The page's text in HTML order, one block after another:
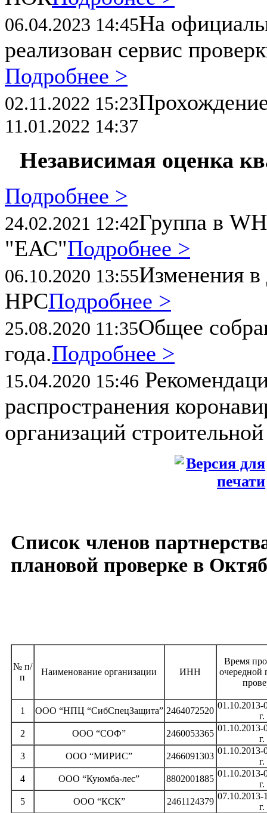
06.04.2023 14:45На
реализован сервис
Подробнее >
02.11.2022 15:23
11.01.2022 14:37
Независимая оценка
Подробнее >
24.02.2021 12:42Группа в
"ЕАС"Подробнее >
06.10.2020 13:55Изменения в
НРСПодробнее >
25.08.2020 11:35Общее
года.Подробнее >
15.04.2020 15:46
распространения
организаций
Список членов
плановой проверке в
№ п/
п
Наименование организации ИНН
Время
очередной
1 ООО “НПЦ “СибСпецЗащита” 2464072520
01.10.2013-
г.
2
ООО “СОФ” 2460053365
01.10.2013-
г.
3
ООО “МИРИС” 2466091303
01.10.2013-
г.
4
ООО “Куюмба-лес” 8802001885
01.10.2013-
г.
5
ООО “КСК” 2461124379
07.10.2013-
г.